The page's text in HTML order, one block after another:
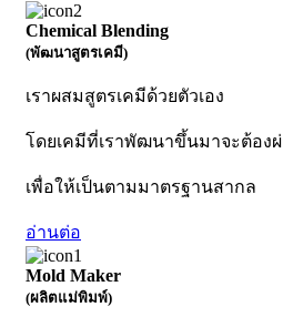
Chemical Blending
(พัฒนาสูตรเคมี)
เราผสมสูตรเคมีด้วยตัวเอง
โดยเคมีที่เราพัฒนาขึ้นมาจะต้อง
เพื่อให้เป็นตามมาตรฐานสากล
อ่านต่อ
Mold Maker
(ผลิตแม่พิมพ์)